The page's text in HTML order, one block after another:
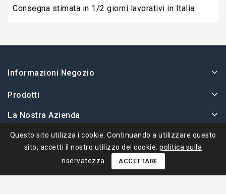
Consegna stimata in 1/2 giorni lavorativi in Italia
Informazioni Negozio
Prodotti
La Nostra Azienda
Il Tuo Account
Questo sito utilizza i cookie. Continuando a utilizzare questo
sito, accetti il ​​nostro utilizzo dei cookie. politica sulla
riservatezza
ACCETTARE